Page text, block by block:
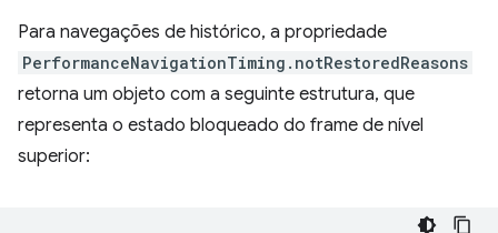
Para navegações de histórico, a propriedade
PerformanceNavigationTiming.notRestoredReasons
retorna um objeto com a seguinte estrutura, que
representa o estado bloqueado do frame de nível
superior: